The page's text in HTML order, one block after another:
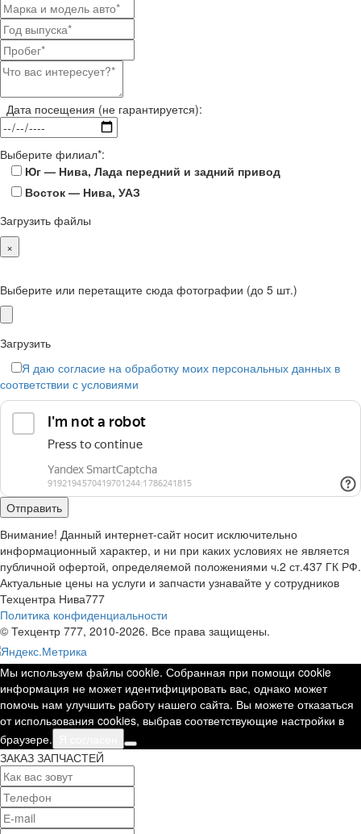
Дата посещения (не гарантируется):
Выберите филиал*:
Юг — Нива, Лада передний и задний привод
Восток — Нива, УАЗ
Загрузить файлы
×
Выберите или перетащите сюда фотографии (до 5 шт.)
Загрузить
Я даю согласие на обработку моих персональных данных в
соответствии с условиями
Внимание! Данный интернет-сайт носит исключительно
информационный характер, и ни при каких условиях не является
публичной офертой, определяемой положениями ч.2 ст.437 ГК РФ.
Актуальные цены на услуги и запчасти узнавайте у сотрудников
Техцентра Нива777
Политика конфиденциальности
© Техцентр 777, 2010-2026. Все права защищены.
Мы используем файлы cookie. Собранная при помощи cookie
информация не может идентифицировать вас, однако может
помочь нам улучшить работу нашего сайта. Вы можете отказаться
от использования cookies, выбрав соответствующие настройки в
браузере.
ЗАКАЗ ЗАПЧАСТЕЙ